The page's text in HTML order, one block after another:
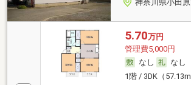
神奈川県小田
5.70万円
管理費5,000円
なし
なし
1階 / 3DK（57.13m